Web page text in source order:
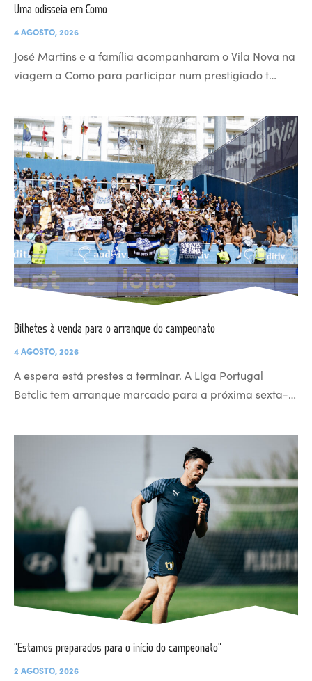
Uma odisseia em Como
4 AGOSTO, 2026
José Martins e a família acompanharam o Vila Nova na
viagem a Como para participar num prestigiado t…
Bilhetes à venda para o arranque do campeonato
4 AGOSTO, 2026
A espera está prestes a terminar. A Liga Portugal
Betclic tem arranque marcado para a próxima sexta-…
“Estamos preparados para o início do campeonato”
2 AGOSTO, 2026